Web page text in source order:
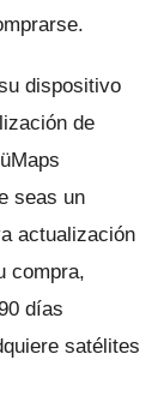
dispositivo
de
seas un
actualización
compra,
días
satélites